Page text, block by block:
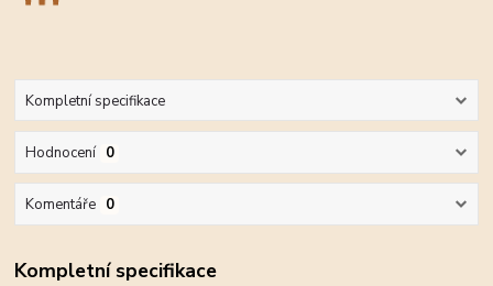
Kompletní specifikace
Hodnocení 0
Komentáře 0
Kompletní specifikace